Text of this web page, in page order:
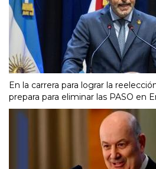
En la carrera para lograr la
prepara para eliminar las PASO en